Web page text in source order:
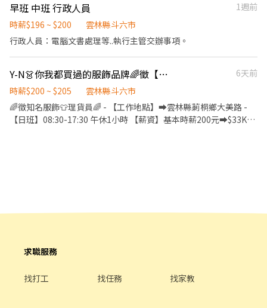
【206起】，每月額外另享月獎金！ ● 高於連鎖界的時薪 ● 促進成
長的教育訓練 ● 舒適的就業環境 ● 豐厚的各類獎金，兼職也享三
節 ● 透明的升遷制度，轉正年資可累計 【工作內容】 （1）門市產
請立即按下【我要應徵】！！
早班 中班 行政人員
1週前
時薪$196 ~ $200
雲林縣斗六市
行政人員：電腦文書處理等..執行主管交辦事項。
Y-N👗你我都買過的服飾品牌🌈徵【倉儲撿貨員】❤️時薪200~205元✅免經驗
6天前
時薪$200 ~ $205
雲林縣斗六市
🌈徵知名服飾👕理貨員🌈 - 【工作地點】➡️雲林縣莿桐鄉大美路 -
【日班】08:30-17:30 午休1小時 【薪資】基本時薪200元➡️$33K起
╚~~♥~~♥~~⭐️【 快速找工作 】⭐️~~♥~~♥~~╝
求職服務
找打工 找任務 找家教